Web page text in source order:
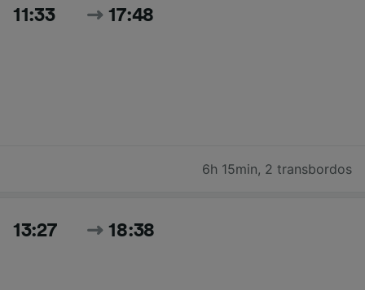
11:33 17:48
6h 15min, 2 transbordos
13:27 18:38